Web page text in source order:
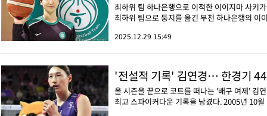
최하위 팀 하나은행으로 이적한 이이지마 사키
최하위 팀으로 둥지를 옮긴 부천 하나은행의
2025.12.29 15:49
'전설적 기록' 김연경… 한경기
올 시즌을 끝으로 코트를 떠나는 '배구 여제' 김
최고 스파이커다운 기록을 남겼다. 2005년 10